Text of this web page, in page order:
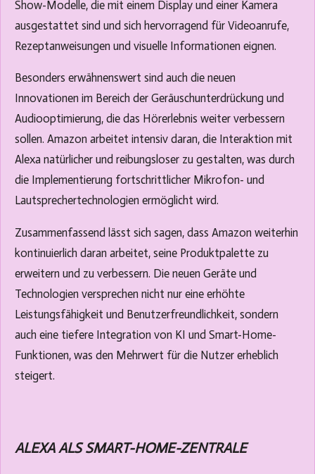
Show-Modelle, die mit einem Display und einer Kamera
ausgestattet sind und sich hervorragend für Videoanrufe,
Rezeptanweisungen und visuelle Informationen eignen.
Besonders erwähnenswert sind auch die neuen
Innovationen im Bereich der Geräuschunterdrückung und
Audiooptimierung, die das Hörerlebnis weiter verbessern
sollen. Amazon arbeitet intensiv daran, die Interaktion mit
Alexa natürlicher und reibungsloser zu gestalten, was durch
die Implementierung fortschrittlicher Mikrofon- und
Lautsprechertechnologien ermöglicht wird.
Zusammenfassend lässt sich sagen, dass Amazon weiterhin
kontinuierlich daran arbeitet, seine Produktpalette zu
erweitern und zu verbessern. Die neuen Geräte und
Technologien versprechen nicht nur eine erhöhte
Leistungsfähigkeit und Benutzerfreundlichkeit, sondern
auch eine tiefere Integration von KI und Smart-Home-
Funktionen, was den Mehrwert für die Nutzer erheblich
steigert.
ALEXA ALS SMART-HOME-ZENTRALE